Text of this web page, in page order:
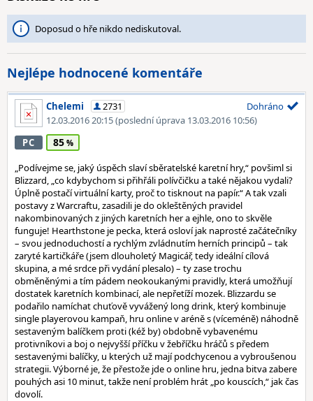
Doposud o hře nikdo nediskutoval.
Nejlépe hodnocené komentáře
Chelemi
2731
12.03.2016 20:15(poslední úprava 13.03.2016 10:56)
Dohráno
PC 85
„Podívejme se, jaký úspěch slaví sběratelské karetní hry,“ povšiml si
Blizzard, „co kdybychom si přihřáli polívčičku a také nějakou vydali?
Úplně postačí virtuální karty, proč to tisknout na papír.“ A tak vzali
postavy z Warcraftu, zasadili je do okleštěných pravidel
nakombinovaných z jiných karetních her a ejhle, ono to skvěle
funguje! Hearthstone je pecka, která osloví jak naprosté začátečníky
– svou jednoduchostí a rychlým zvládnutím herních principů – tak
zaryté kartičkáře (jsem dlouholetý Magicář, tedy ideální cílová
skupina, a mé srdce při vydání plesalo) – ty zase trochu
obměněnými a tím pádem neokoukanými pravidly, která umožňují
dostatek karetních kombinací, ale nepřetíží mozek. Blizzardu se
podařilo namíchat chuťově vyvážený long drink, který kombinuje
single playerovou kampaň, hru online v aréně s (víceméně) náhodně
sestaveným balíčkem proti (kéž by) obdobně vybavenému
protivníkovi a boj o nejvyšší příčku v žebříčku hráčů s předem
sestavenými balíčky, u kterých už mají podchycenou a vybroušenou
strategii. Výborné je, že přestože jde o online hru, jedna bitva zabere
pouhých asi 10 minut, takže není problém hrát „po kouscích,“ jak čas
dovolí.